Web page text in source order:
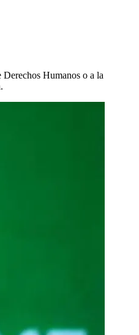
Humanos o a la